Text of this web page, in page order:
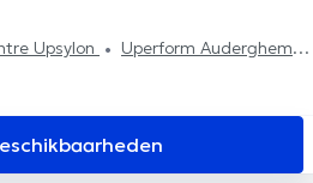
Upsylon
Uperform Auderghem
Cabinet Val Duchesse
Médical Appelmans
ORALIA